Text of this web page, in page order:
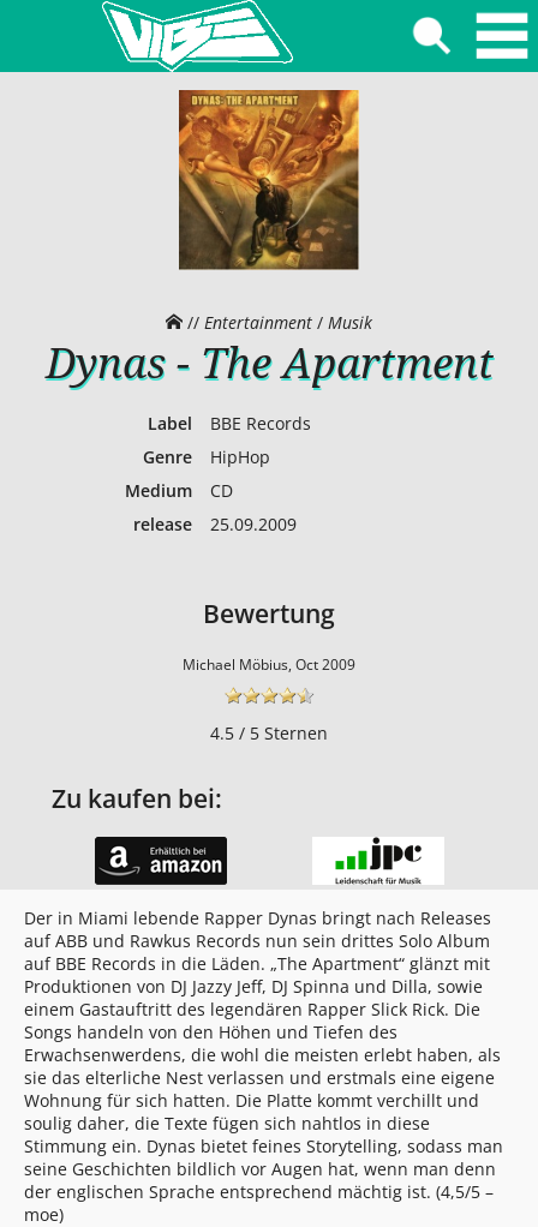
// Entertainment / Musik
Dynas - The Apartment
Label
BBE Records
Genre
HipHop
Medium
CD
release
25.09.2009
Bewertung
Michael Möbius, Oct 2009
4.5 / 5 Sternen
Zu kaufen bei:
Der in Miami lebende Rapper Dynas bringt nach Releases
auf ABB und Rawkus Records nun sein drittes Solo Album
auf BBE Records in die Läden. „The Apartment“ glänzt mit
Produktionen von DJ Jazzy Jeff, DJ Spinna und Dilla, sowie
einem Gastauftritt des legendären Rapper Slick Rick. Die
Songs handeln von den Höhen und Tiefen des
Erwachsenwerdens, die wohl die meisten erlebt haben, als
sie das elterliche Nest verlassen und erstmals eine eigene
Wohnung für sich hatten. Die Platte kommt verchillt und
soulig daher, die Texte fügen sich nahtlos in diese
Stimmung ein. Dynas bietet feines Storytelling, sodass man
seine Geschichten bildlich vor Augen hat, wenn man denn
der englischen Sprache entsprechend mächtig ist. (4,5/5 –
moe)